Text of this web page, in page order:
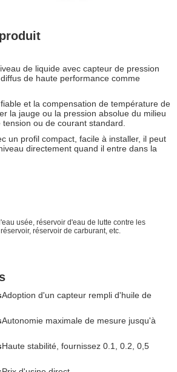
de liquide avec capteur de pression
de haute performance comme
et la compensation de température de
la jauge ou la pression absolue du milieu
ou de courant standard.
un profil compact, facile à installer, il peut
directement quand il entre dans la
usée, réservoir d'eau de lutte contre les
réservoir de carburant, etc.
Adoption d'un capteur rempli d'huile de
Autonomie maximale de mesure jusqu'à
Haute stabilité, fournissez 0.1, 0.2, 0,5